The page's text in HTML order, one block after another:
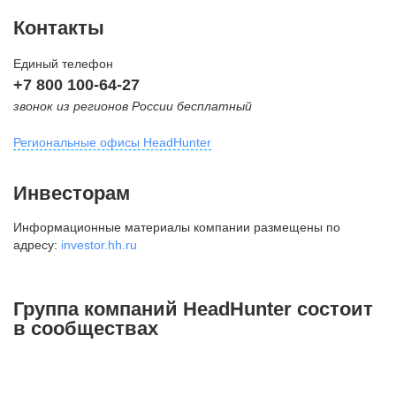
Контакты
Единый телефон
+7 800 100-64-27
звонок из регионов России бесплатный
Региональные офисы HeadHunter
внутригородская территория
Муниципальный округ Тверской,
2-я Брестская ул., д. 48,
+7 495 980-64-27
Инвесторам
Информационные материалы компании размещены по
адресу: investor.hh.ru
Группа компаний HeadHunter состоит
в сообществах